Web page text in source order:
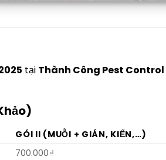
tại Thành Công Pest Control
GÓI II (MUỖI + GIÁN, KIẾN,…)
700.000 ₫